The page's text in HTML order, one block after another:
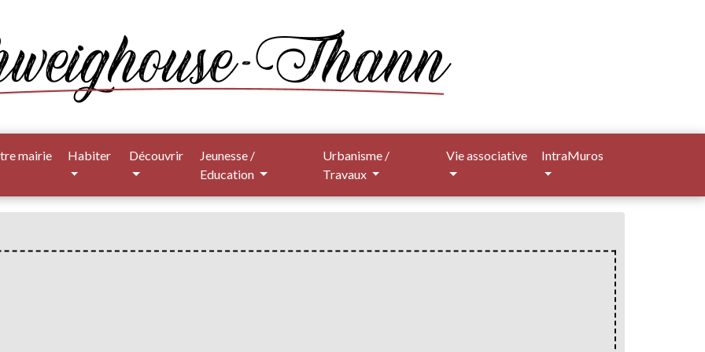
mairie Habiter Découvrir
Jeunesse /
Education
Urbanisme /
Travaux
Vie associative IntraMuros